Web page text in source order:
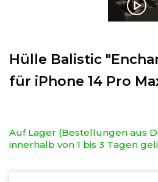
Hülle Balistic
für iPhone 14 Pro
Auf Lager (Bestellungen aus
innerhalb von 1 bis 3 Tagen